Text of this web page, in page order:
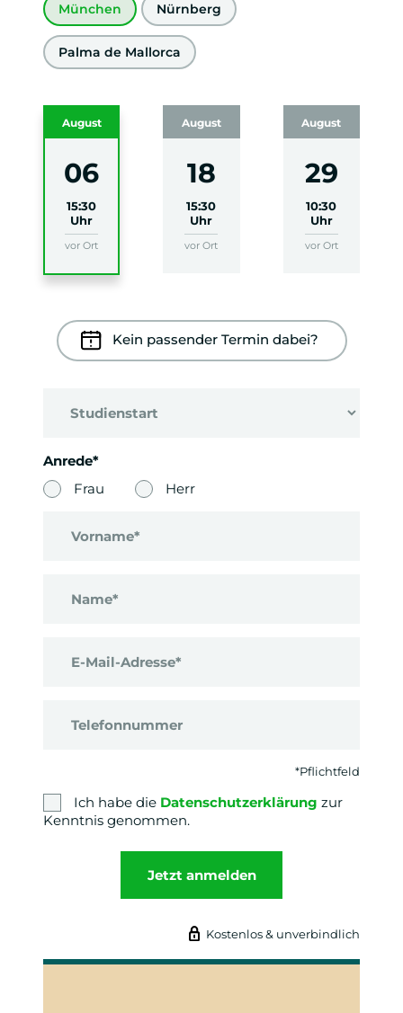
München Nürnberg
Palma de Mallorca
August
06
15:30
Uhr
vor Ort
August
18
15:30
Uhr
vor Ort
August
29
10:30
Uhr
vor Ort
Kein passender Termin dabei?
Anrede*
Frau
Herr
Vorname*
Name*
E-Mail-Adresse*
Telefonnummer
*Pflichtfeld
Ich habe die Datenschutzerklärung zur
Kenntnis genommen.
Jetzt anmelden
Kostenlos & unverbindlich